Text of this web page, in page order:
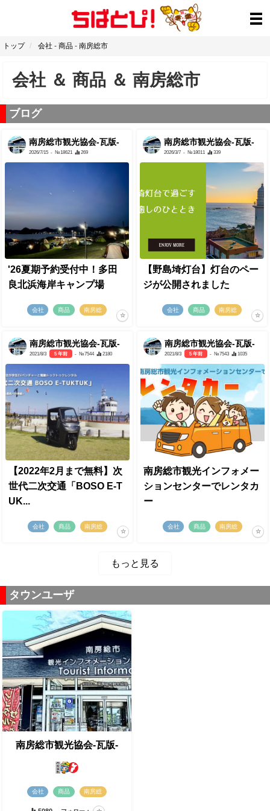
トップ 会社 - 商品 - 南房総市
会社 ＆ 商品 ＆ 南房総市
ブログ
南房総市観光協会-瓦版-
2026/7/15 - №18621 269
'26夏期予約受付中！多田
良北浜海岸キャンプ場
会社 商品 南房総
南房総市観光協会-瓦版-
2026/3/7 - №18011 339
【野島埼灯台】灯台のペー
ジが公開されました
会社 商品 南房総
南房総市観光協会-瓦版-
2021/8/3 5 年前 - №7544 2180
【2022年2月まで無料】次
世代二次交通「BOSO E-T
UK...
会社 商品 南房総
南房総市観光協会-瓦版-
2021/8/3 5 年前 - №7543 1035
南房総市観光インフォメー
ションセンターでレンタカ
ー
会社 商品 南房総
もっと見る
タウンユーザ
南房総市観光協会-瓦版-
会社 商品 南房総